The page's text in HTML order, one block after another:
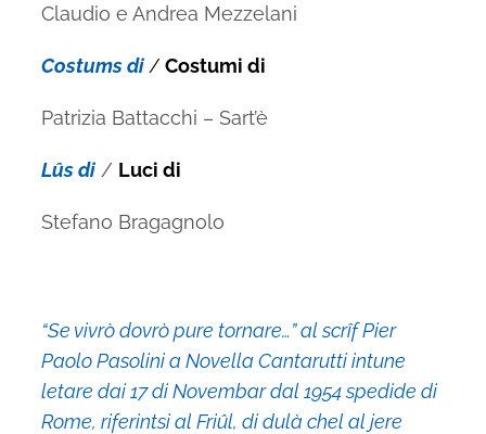
Claudio e Andrea Mezzelani
Costums di /Costumi di
Patrizia Battacchi – Sart’è
Lûs di/ Luci di
Stefano Bragagnolo
“Se vivrò dovrò pure tornare…” al scrîf Pier
Paolo Pasolini a Novella Cantarutti intune
letare dai 17 di Novembar dal 1954 spedide di
Rome, riferintsi al Friûl, di dulà chel al jere